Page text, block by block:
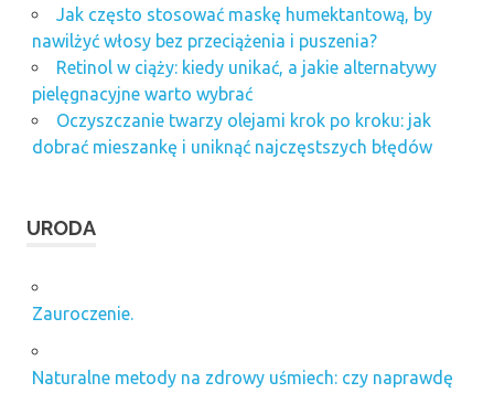
Jak często stosować maskę humektantową, by
nawilżyć włosy bez przeciążenia i puszenia?
Retinol w ciąży: kiedy unikać, a jakie alternatywy
pielęgnacyjne warto wybrać
Oczyszczanie twarzy olejami krok po kroku: jak
dobrać mieszankę i uniknąć najczęstszych błędów
URODA
Zauroczenie.
Naturalne metody na zdrowy uśmiech: czy naprawdę